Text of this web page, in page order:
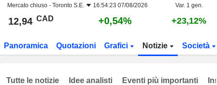
Mercato chiuso - Toronto S.E. 16:54:23 07/08/2026 Var. 1 gen.
12,94 CAD +0,54% +23,12%
Panoramica Quotazioni Grafici Notizie Società
Tutte le notizie Idee analisti Eventi più importanti